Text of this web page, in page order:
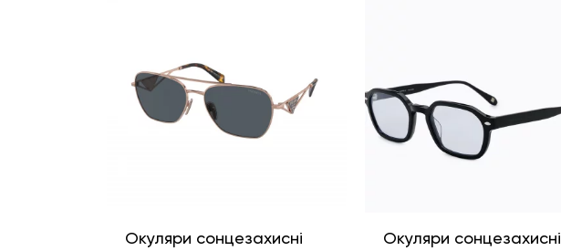
Окуляри сонцезахисні
Окуляри сонцезахисні